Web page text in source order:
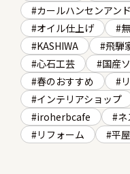
カールハンセンアン
オイル仕上げ
KASHIWA
飛騨
心石工芸
国産
春のおすすめ
インテリアショップ
iroherbcafe
ネ
リフォーム
平屋